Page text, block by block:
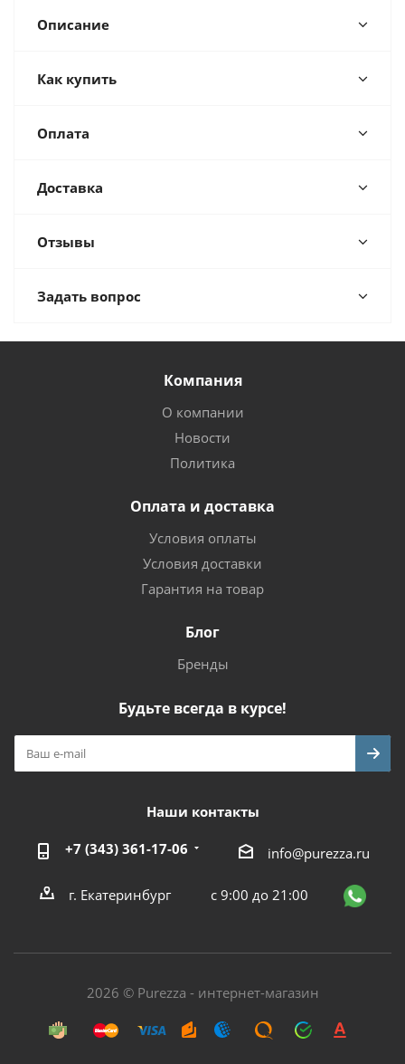
Описание
Как купить
Оплата
Доставка
Отзывы
Задать вопрос
Компания
О компании
Новости
Политика
Оплата и доставка
Условия оплаты
Условия доставки
Гарантия на товар
Блог
Бренды
Будьте всегда в курсе!
Наши контакты
+7 (343) 361-17-06 info@purezza.ru
г. Екатеринбург с 9:00 до 21:00
2026 © Purezza - интернет-магазин